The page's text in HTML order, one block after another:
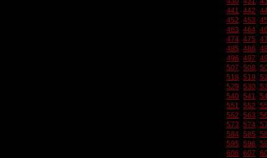
441 442
452 453
463 464
474 475
485 486
496 497
507 508
518 519
529 530
540 541
551 552
562 563
573 574
584 585
595 596
606 607